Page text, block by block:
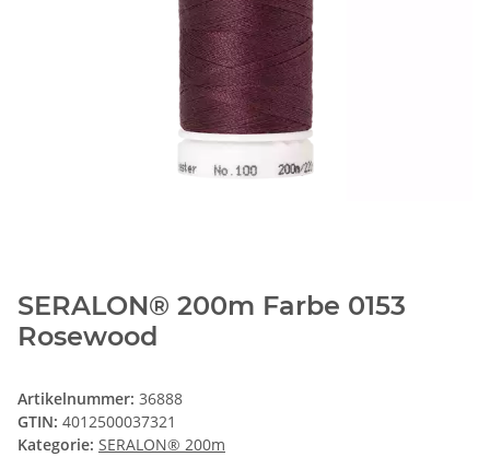
SERALON® 200m Farbe 0153
Rosewood
Artikelnummer: 36888
GTIN: 4012500037321
Kategorie: SERALON® 200m